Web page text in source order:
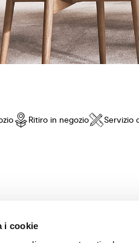
i cookie
Ritiro in negozio Servizio
di fiducia! Offriamo una
senza pari. Scopri le nostre